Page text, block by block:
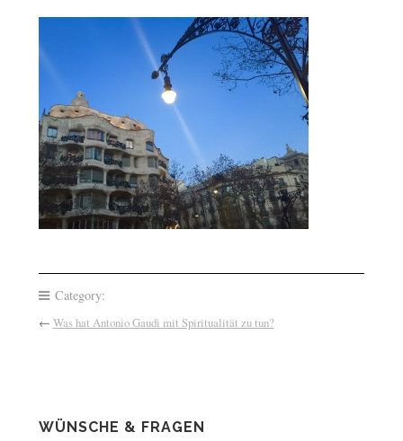
Category:
← Was hat Antonio Gaudi mit Spiritualität zu tun?
WÜNSCHE & FRAGEN